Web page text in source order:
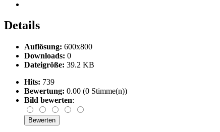
Details
Auflösung: 600x800
Downloads: 0
Dateigröße: 39.2 KB
Hits: 739
Bewertung: 0.00 (0 Stimme(n))
Bild bewerten: